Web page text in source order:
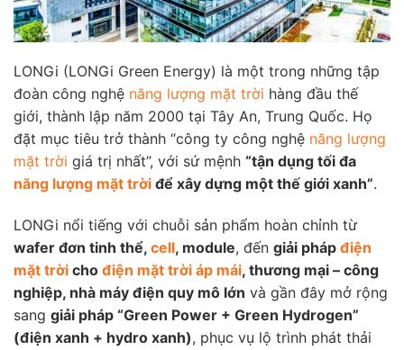
LONGi (LONGi Green Energy) là một trong những tập
đoàn công nghệ năng lượng mặt trời hàng đầu thế
giới, thành lập năm 2000 tại Tây An, Trung Quốc. Họ
đặt mục tiêu trở thành “công ty công nghệ năng lượng
mặt trời giá trị nhất”, với sứ mệnh “tận dụng tối đa
năng lượng mặt trời để xây dựng một thế giới xanh”.
LONGi nổi tiếng với chuỗi sản phẩm hoàn chỉnh từ
wafer đơn tinh thể, cell, module, đến giải pháp điện
mặt trời cho điện mặt trời áp mái, thương mại – công
nghiệp, nhà máy điện quy mô lớn và gần đây mở rộng
sang giải pháp “Green Power + Green Hydrogen”
(điện xanh + hydro xanh), phục vụ lộ trình phát thải